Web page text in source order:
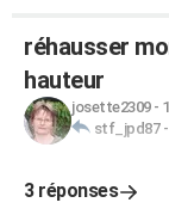
réhausser
hauteur
josette2309-
stf_jpd87-
3 réponses